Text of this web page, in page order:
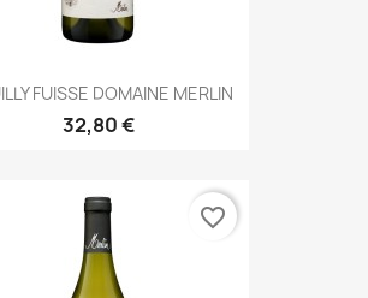
FUISSE DOMAINE MERLIN
32,80 €
favorite_border